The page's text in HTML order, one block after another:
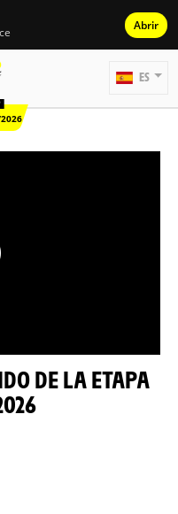
Abrir
ES